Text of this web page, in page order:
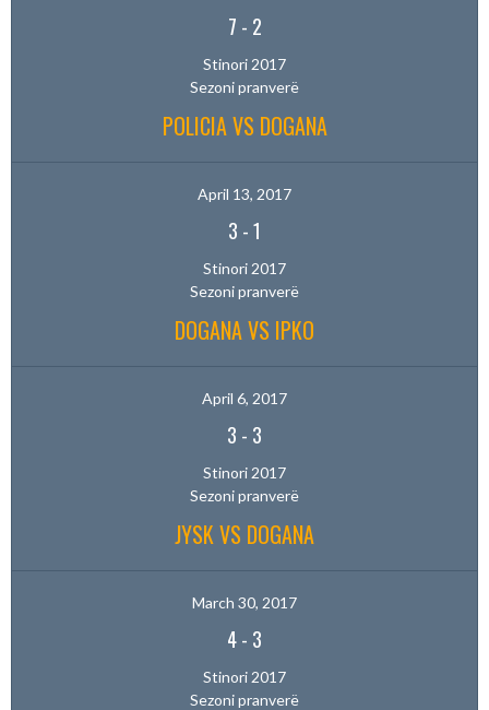
7 - 2
Stinori 2017
Sezoni pranverë
POLICIA VS DOGANA
April 13, 2017
3 -1
Stinori 2017
Sezoni pranverë
DOGANA VS IPKO
April 6, 2017
3 - 3
Stinori 2017
Sezoni pranverë
JYSK VS DOGANA
March 30, 2017
4- 3
Stinori 2017
Sezoni pranverë